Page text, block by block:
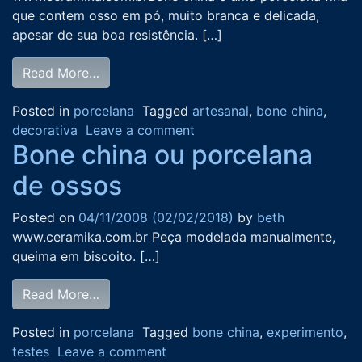
que contem osso em pó, muito branca e delicada,
apesar de sua boa resistência. […]
Read More…
Posted in porcelana Tagged artesanal, bone china,
decorativa Leave a comment
Bone china ou porcelana
de ossos
Posted on 04/11/2008 (02/02/2018) by beth
www.ceramika.com.br Peça modelada manualmente,
queima em biscoito. […]
Read More…
Posted in porcelana Tagged bone china, experimento,
testes Leave a comment